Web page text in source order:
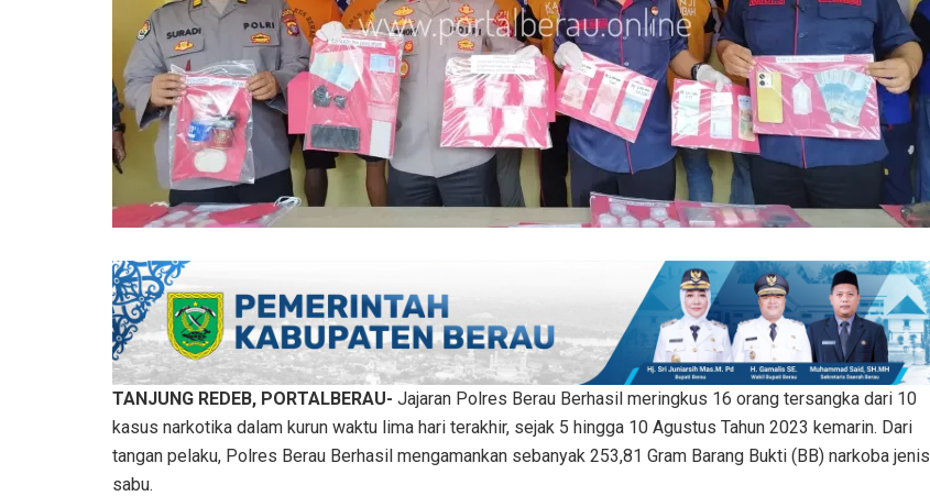
TANJUNG REDEB, PORTALBERAU- Jajaran Polres Berau Berhasil meringkus 16 orang tersangka dari 10
kasus narkotika dalam kurun waktu lima hari terakhir, sejak 5 hingga 10 Agustus Tahun 2023 kemarin. Dari
tangan pelaku, Polres Berau Berhasil mengamankan sebanyak 253,81 Gram Barang Bukti (BB) narkoba jenis
sabu.